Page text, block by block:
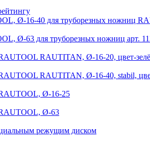
Ø-16-40 для труборезных ножниц
Ø-63 для труборезных ножниц арт.
RAUTITAN, Ø-16-20, цвет-
RAUTITAN, Ø-16-40, stabil,
Ø-16-25
Ø-63
режущим диском